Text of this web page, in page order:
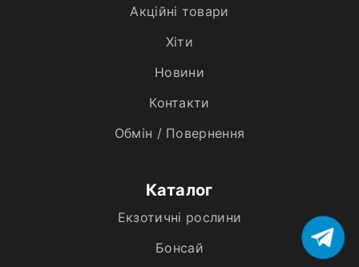
Акційні товари
Хiти
Новини
Контакти
Обмін / Повернення
Каталог
Екзотичні рослини
Бонсай